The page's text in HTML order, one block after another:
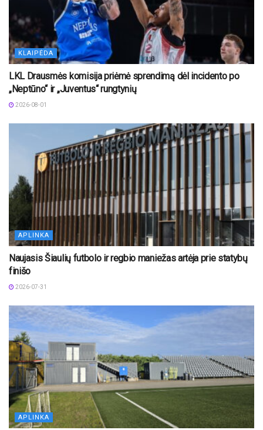
KLAIPĖDA
LKL Drausmės komisija priėmė sprendimą dėl incidento po
„Neptūno“ ir „Juventus“ rungtynių
2026-08-01
APLINKA
Naujasis Šiaulių futbolo ir regbio maniežas artėja prie statybų
finišo
2026-07-31
APLINKA